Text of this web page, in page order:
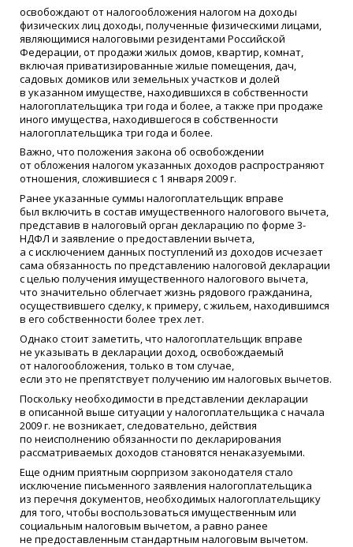
освобождают от налогообложения налогом на доходы
физических лиц доходы, полученные физическими лицами,
являющимися налоговыми резидентами Российской
Федерации, от продажи жилых домов, квартир, комнат,
включая приватизированные жилые помещения, дач,
садовых домиков или земельных участков и долей
в указанном имуществе, находившихся в собственности
налогоплательщика три года и более, а также при продаже
иного имущества, находившегося в собственности
налогоплательщика три года и более.
Важно, что положения закона об освобождении
от обложения налогом указанных доходов распространяют
отношения, сложившиеся с 1 января 2009 г.
Ранее указанные суммы налогоплательщик вправе
был включить в состав имущественного налогового вычета,
представив в налоговый орган декларацию по форме 3-
НДФЛ и заявление о предоставлении вычета,
а с исключением данных поступлений из доходов исчезает
сама обязанность по представлению налоговой декларации
с целью получения имущественного налогового вычета,
что значительно облегчает жизнь рядового гражданина,
осуществившего сделку, к примеру, с жильем, находившимся
в его собственности более трех лет.
Однако стоит заметить, что налогоплательщик вправе
не указывать в декларации доход, освобождаемый
от налогообложения, только в том случае,
если это не препятствует получению им налоговых вычетов.
Поскольку необходимости в представлении декларации
в описанной выше ситуации у налогоплательщика с начала
2009 г. не возникает, следовательно, действия
по неисполнению обязанности по декларирования
рассматриваемых доходов становятся ненаказуемыми.
Еще одним приятным сюрпризом законодателя стало
исключение письменного заявления налогоплательщика
из перечня документов, необходимых налогоплательщику
для того, чтобы воспользоваться имущественным или
социальным налоговым вычетом, а равно ранее
не предоставленным стандартным налоговым вычетом.